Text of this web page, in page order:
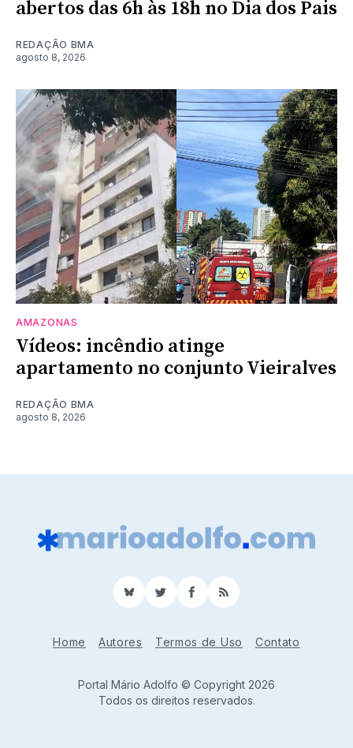
abertos das 6h às 18h no Dia dos Pais
REDAÇÃO BMA
agosto 8, 2026
AMAZONAS
Vídeos: incêndio atinge
apartamento no conjunto Vieiralves
REDAÇÃO BMA
agosto 8, 2026
BlueSkyTwitterFacebook
RSS
Home Autores Termos de Uso Contato
Portal Mário Adolfo © Copyright 2026
Todos os direitos reservados.